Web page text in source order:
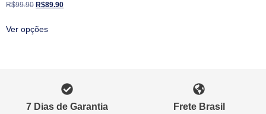
R$99.90 R$89.90
Ver opções
7 Dias de Garantia Frete Brasil